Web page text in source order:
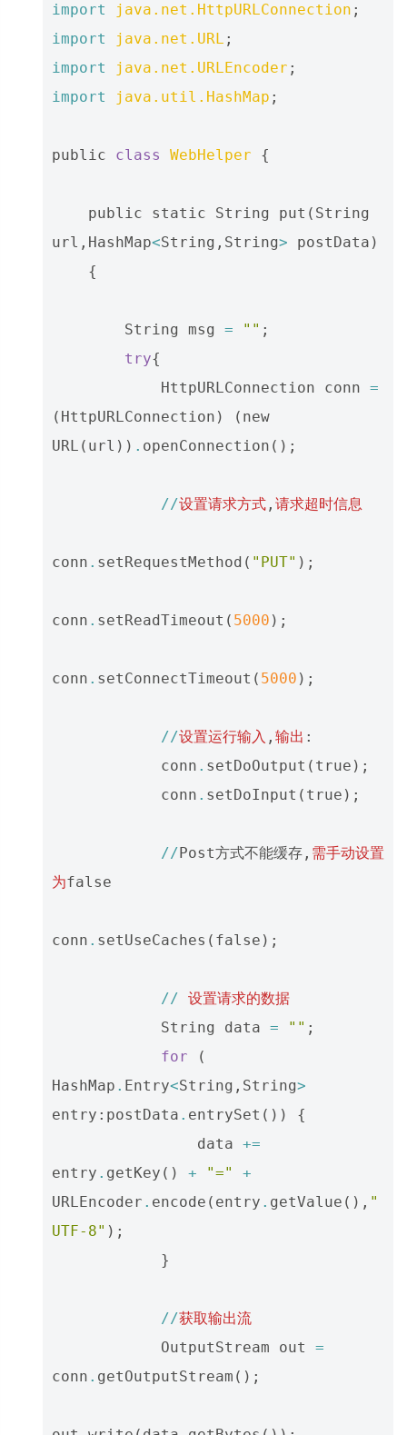
import java.net.HttpURLConnection ;
import
java.net.URL ;
import
java.net.URLEncoder ;
import
java.util.HashMap ;
public class WebHelper {
public static String put ( String
url , HashMap<String , String> postData )
{
String msg = "" ;
try{
HttpURLConnection
conn =
( HttpURLConnection ) ( new
URL ( url )) . openConnection ();
//设置请求方式 , 请求超时信息
conn . setRequestMethod ( "PUT" );
conn . setReadTimeout ( 5000 );
conn . setConnectTimeout ( 5000 );
//设置运行输入 , 输出 :
conn . setDoOutput ( true );
conn . setDoInput ( true );
//Post方式不能缓存 , 需手动设置
为false
conn . setUseCaches ( false );
// 设置请求的数据
String
data = "" ;
for
(
HashMap . Entry<String , String>
entry : postData . entrySet ())
{
data +=
entry . getKey () + "="
+
URLEncoder . encode ( entry . getValue (), "
UTF-8" );
}
//获取输出流
OutputStream
out
=
conn . getOutputStream ();